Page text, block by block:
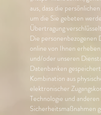
aus, dass die
um die Sie gebeten
Übertragung
Die personenbezogenen
online von Ihnen
und/oder unseren
Datenbanken
Kombination aus
elektronischer
Technologie und anderen
Sicherheitsmaßnahmen